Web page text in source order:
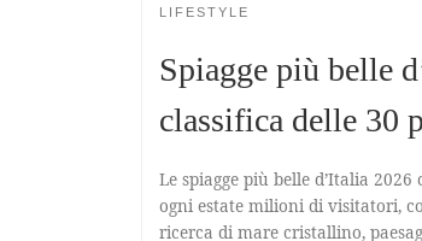
LIFESTYLE
Spiagge più belle
classifica delle 30
Le spiagge più belle d’Italia
ogni estate milioni di visitatori,
ricerca di mare cristallino,